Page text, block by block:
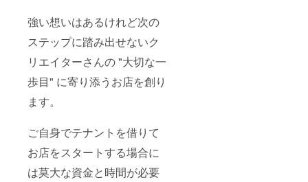
強い想いはあるけれど次の
ステップに踏み出せないク
リエイターさんの "大切な一
歩目" に寄り添うお店を創り
ます。
ご自身でテナントを借りて
お店をスタートする場合に
は莫大な資金と時間が必要